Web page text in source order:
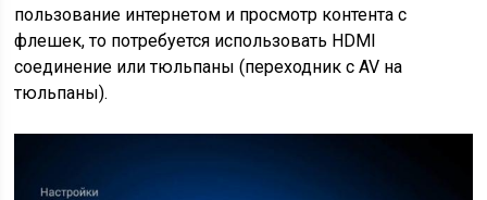
пользование интернетом и просмотр контента с
флешек, то потребуется использовать HDMI
соединение или тюльпаны (переходник с AV на
тюльпаны).